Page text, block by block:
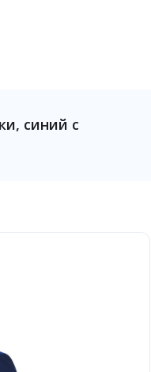
синий с